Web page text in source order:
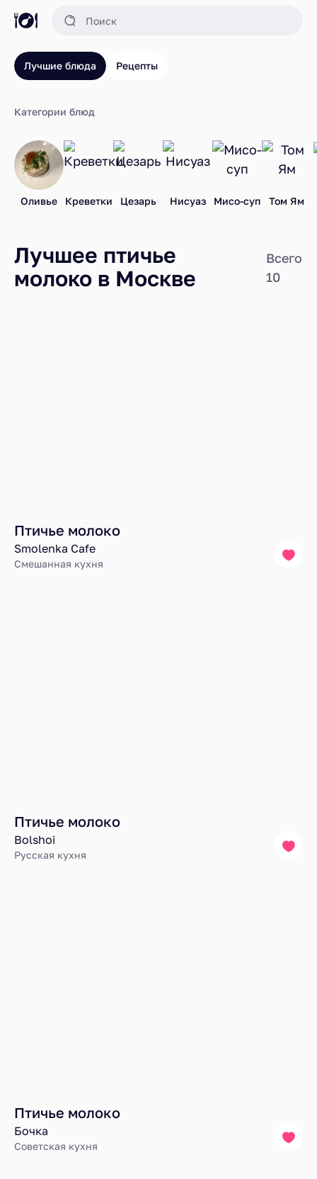
Лучшие блюда Рецепты
Категории блюд
Оливье Креветки Цезарь Нисуаз Мисо-суп Том Ям
Лучшее птичье
молоко в Москве
Всего
10
Птичье молоко
Smolenka Cafe
Смешанная кухня
Птичье молоко
Bolshoi
Русская кухня
Птичье молоко
Бочка
Советская кухня